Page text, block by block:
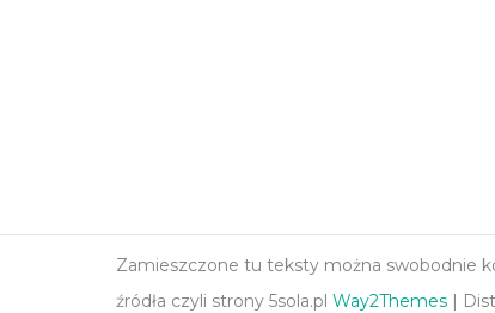
Zamieszczone tu teksty można swobodnie
źródła czyli strony 5sola.pl Way2Themes |